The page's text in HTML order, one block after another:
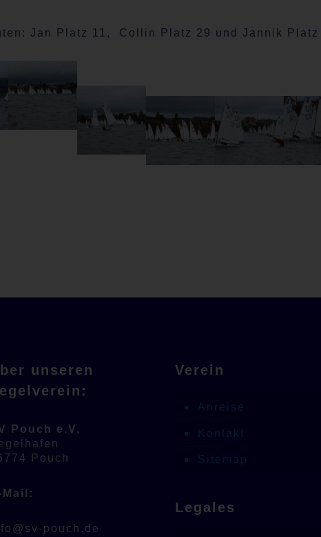
Jan Platz 11, Collin Platz 29 und Jannik Platz
unseren
Pouch e.V.
Pouch
Mail:
pouch.de
Verein
Anreise
Kontakt
Sitemap
Legales